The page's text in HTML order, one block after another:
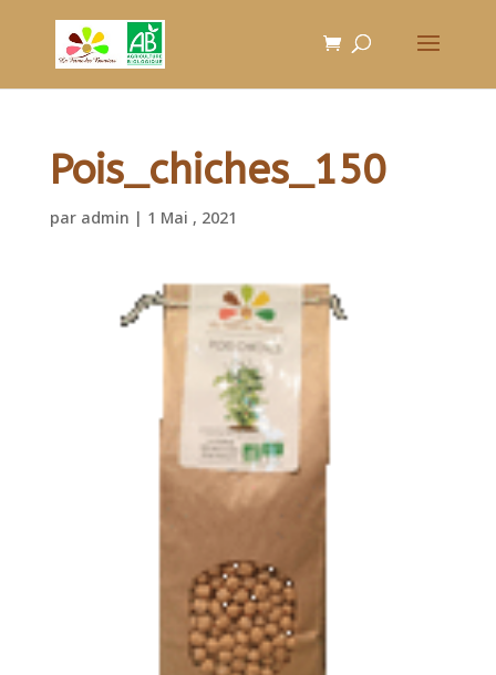
Pois_chiches_150
par admin | 1 Mai , 2021